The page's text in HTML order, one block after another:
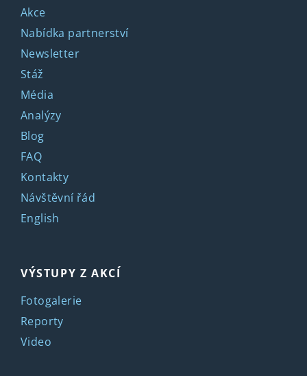
Akce
Nabídka partnerství
Newsletter
Stáž
Média
Analýzy
Blog
FAQ
Kontakty
Návštěvní řád
English
VÝSTUPY Z AKCÍ
Fotogalerie
Reporty
Video